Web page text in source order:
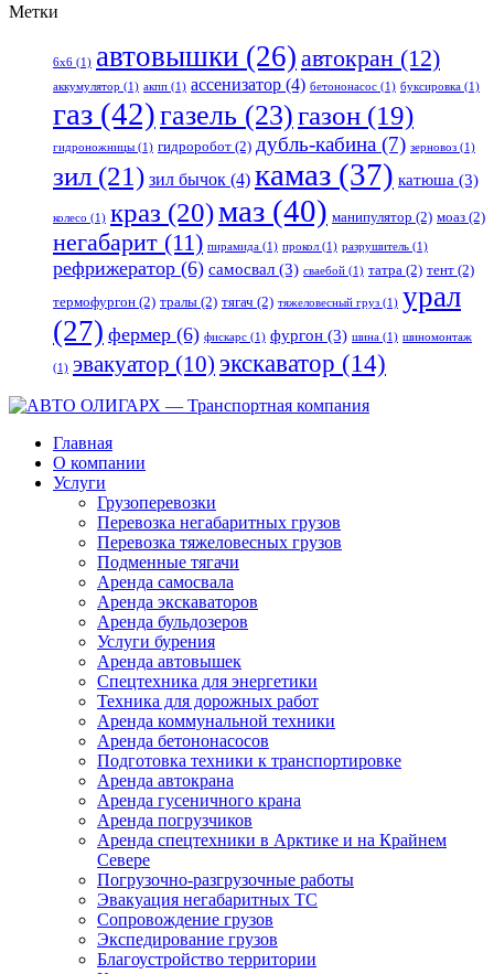
Метки
6x6 (1) автовышки (26) автокран (12)
аккумулятор (1) акпп (1) ассенизатор (4) бетононасос (1) буксировка (1)
газ (42)газель (23)газон (19)
гидроножницы (1) гидроробот (2) дубль-кабина (7) зерновоз (1)
зил (21) зил бычок (4) камаз (37) катюша (3)
колесо (1) краз (20)маз (40) манипулятор (2) моаз (2)
негабарит (11) пирамида (1) прокол (1) разрушитель (1)
рефрижератор (6) самосвал (3) сваебой (1) татра (2) тент (2)
термофургон (2) тралы (2) тягач (2) тяжеловесный груз (1) урал
(27) фермер (6) фискарс (1) фургон (3) шина (1) шиномонтаж
(1) эвакуатор (10) экскаватор (14)
Главная
О компании
Услуги
Грузоперевозки
Перевозка негабаритных грузов
Перевозка тяжеловесных грузов
Подменные тягачи
Аренда самосвала
Аренда экскаваторов
Аренда бульдозеров
Услуги бурения
Аренда автовышек
Спецтехника для энергетики
Техника для дорожных работ
Аренда коммунальной техники
Аренда бетононасосов
Подготовка техники к транспортировке
Аренда автокрана
Аренда гусеничного крана
Аренда погрузчиков
Аренда спецтехники в Арктике и на Крайнем
Севере
Погрузочно-разгрузочные работы
Эвакуация негабаритных ТС
Сопровождение грузов
Экспедирование грузов
Благоустройство территории